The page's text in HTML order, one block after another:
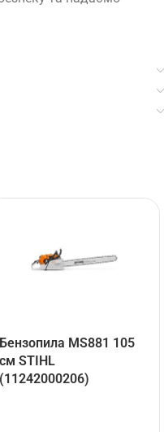
Бензопила MS881 105
см STIHL
(11242000206)